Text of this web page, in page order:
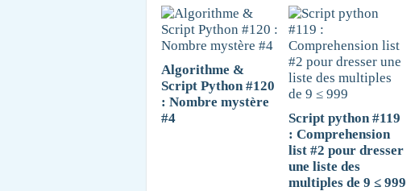
Algorithme &
Script Python #120
: Nombre mystère
#4
Script python #119
: Comprehension
list #2 pour dresser
une liste des
multiples de 9 ≤ 999